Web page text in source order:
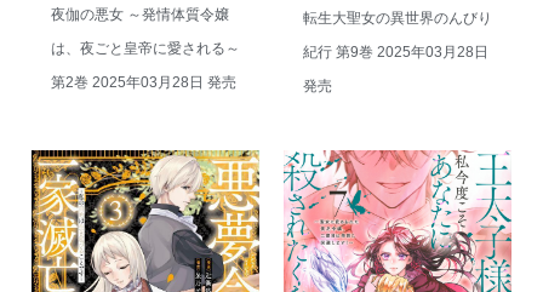
夜伽の悪女 ～発情体質令嬢
は、夜ごと皇帝に愛される～
第2巻 2025年03月28日 発売
転生大聖女の異世界のんびり
紀行 第9巻 2025年03月28日
発売